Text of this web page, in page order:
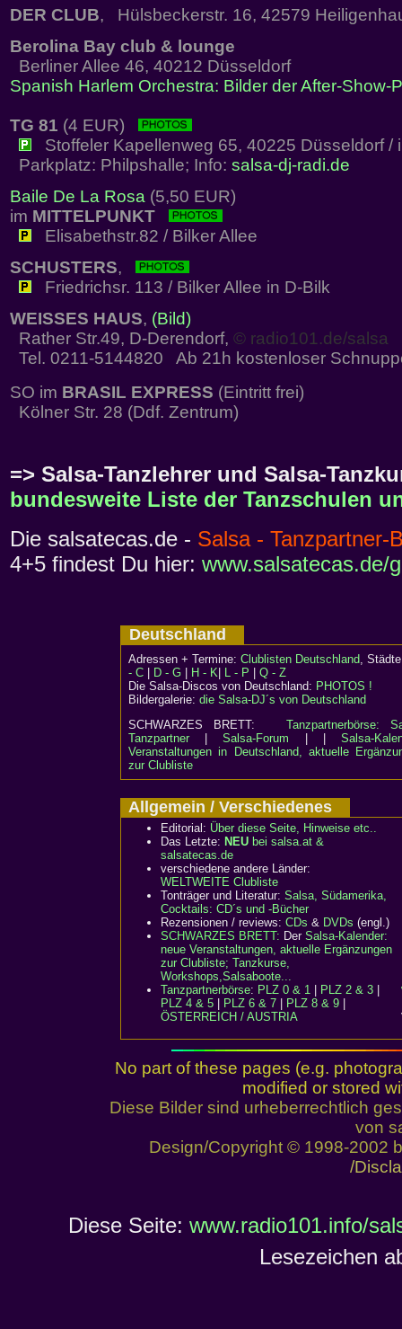
DER CLUB, Hülsbeckerstr. 16, 42579
Berolina Bay club & lounge
Berliner Allee 46, 40212 Düsseldorf
Spanish Harlem Orchestra: Bilder der After-Show-
TG 81 (4 EUR)
Stoffeler Kapellenweg 65, 40225 Düsseldorf /
Parkplatz: Philpshalle; Info: salsa-dj-radi.de
Baile De La Rosa (5,50 EUR)
im MITTELPUNKT
Elisabethstr.82 / Bilker Allee
SCHUSTERS,
Friedrichsr. 113 / Bilker Allee in D-Bilk
WEISSES HAUS, (Bild)
Rather Str.49, D-Derendorf, © radio101.de/salsa
Tel. 0211-5144820 Ab 21h kostenloser
SO im BRASIL EXPRESS (Eintritt frei)
Kölner Str. 28 (Ddf. Zentrum)
=> Salsa-Tanzlehrer und Salsa-
bundesweite Liste der Tanzschulen
Die salsatecas.de - Salsa - Tanzpartner-
4+5 findest Du hier: www.salsatecas.de/
Deutschland
Adressen + Termine: Clublisten Deutschland,
- C
D - G H - K L - P
Q - Z
Die Salsa-Discos von Deutschland: PHOTOS !
Bildergalerie: die Salsa-DJ´s von Deutschland
SCHWARZES BRETT:Tanzpartnerbörse:
Tanzpartner|Salsa-Forum | |Salsa-
Veranstaltungen in Deutschland, aktuelle
zur Clubliste
Allgemein / Verschiedenes
Editorial: Über diese Seite, Hinweise etc..
Das Letzte: NEU bei salsa.at &
salsatecas.de
verschiedene andere Länder:
WELTWEITE Clubliste
Tonträger und Literatur: Salsa, Südamerika,
Cocktails: CD´s und -Bücher
Rezensionen / reviews: CDs & DVDs (engl.)
SCHWARZES BRETT: Der Salsa-Kalender:
neue Veranstaltungen, aktuelle Ergänzungen
zur Clubliste; Tanzkurse,
Workshops,Salsaboote...
Tanzpartnerbörse: PLZ 0 & 1 PLZ 2 & 3
PLZ 4 & 5
PLZ 6 & 7 PLZ 8 & 9
ÖSTERREICH / AUSTRIA
No part of these pages (e.g.
modified or stored
Diese Bilder sind urheberrechtlich
von
Design/Copyright © 1998-2002
/
Diese Seite: www.radio101.info/
Lesezeichen